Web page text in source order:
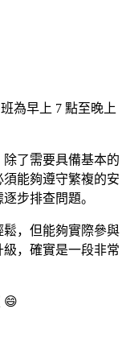
為早上 7 點至晚上
了需要具備基本的
能夠遵守繁複的安
步排查問題。
，但能夠實際參與
，確實是一段非常
😄